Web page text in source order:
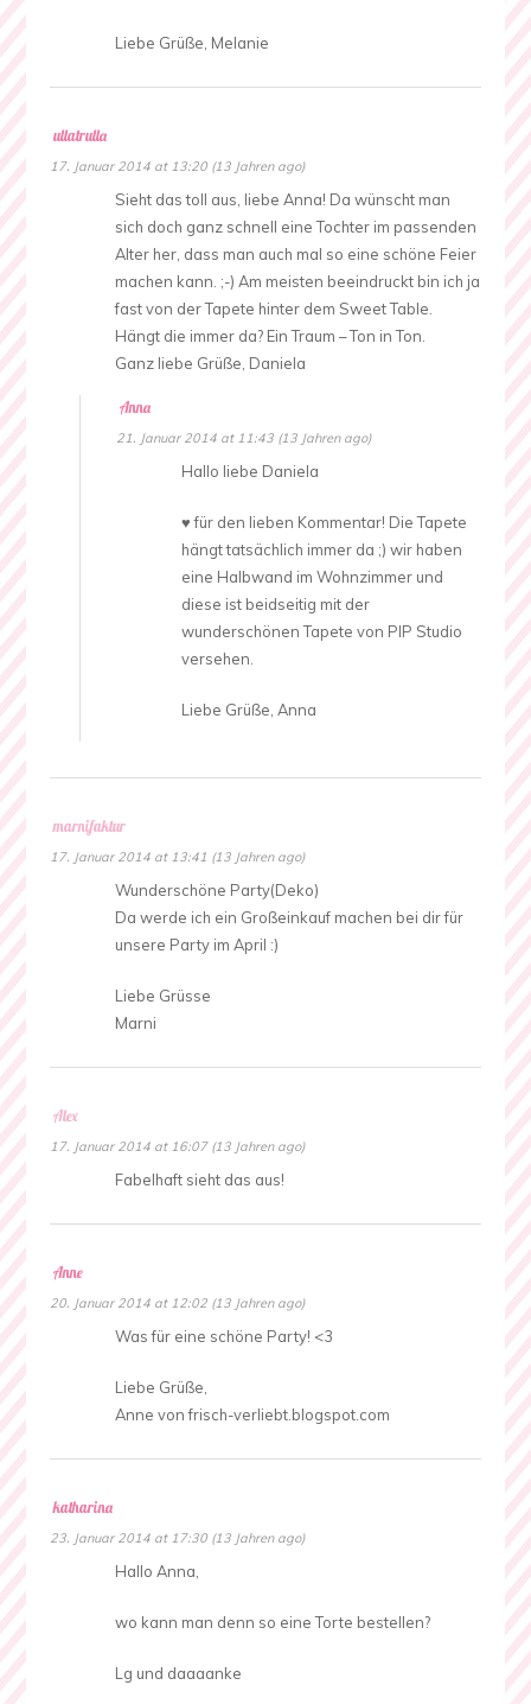
Liebe Grüße, Melanie
ullatrulla
17. Januar 2014 at 13:20 (13 Jahren ago)
Sieht das toll aus, liebe Anna! Da wünscht man
sich doch ganz schnell eine Tochter im passenden
Alter her, dass man auch mal so eine schöne Feier
machen kann. ;-) Am meisten beeindruckt bin ich ja
fast von der Tapete hinter dem Sweet Table.
Hängt die immer da? Ein Traum – Ton in Ton.
Ganz liebe Grüße, Daniela
Anna
21. Januar 2014 at 11:43 (13 Jahren ago)
Hallo liebe Daniela
♥ für den lieben Kommentar! Die Tapete
hängt tatsächlich immer da ;) wir haben
eine Halbwand im Wohnzimmer und
diese ist beidseitig mit der
wunderschönen Tapete von PIP Studio
versehen.
Liebe Grüße, Anna
marnifaktur
17. Januar 2014 at 13:41 (13 Jahren ago)
Wunderschöne Party(Deko)
Da werde ich ein Großeinkauf machen bei dir für
unsere Party im April :)
Liebe Grüsse
Marni
Alex
17. Januar 2014 at 16:07 (13 Jahren ago)
Fabelhaft sieht das aus!
Anne
20. Januar 2014 at 12:02 (13 Jahren ago)
Was für eine schöne Party! <3
Liebe Grüße,
Anne von frisch-verliebt.blogspot.com
katharina
23. Januar 2014 at 17:30 (13 Jahren ago)
Hallo Anna,
wo kann man denn so eine Torte bestellen?
Lg und daaaanke